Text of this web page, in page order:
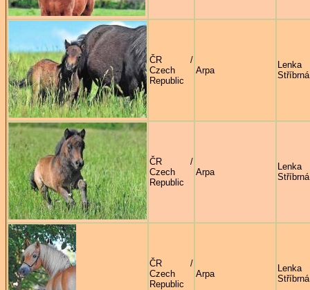
ČR /
Czech
Republic
Arpa
Lenka
Stříbrná
ČR /
Czech
Republic
Arpa
Lenka
Stříbrná
ČR /
Czech
Republic
Arpa
Lenka
Stříbrná